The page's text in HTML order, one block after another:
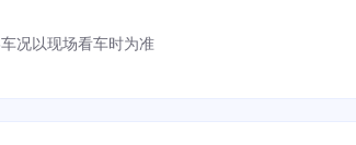
况以现场看车时为准